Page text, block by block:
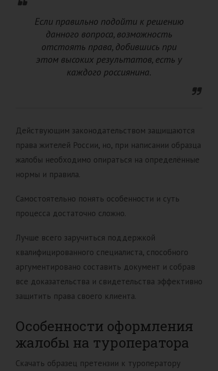
Если правильно подойти к решению
данного вопроса, возможность
отстоять права, добившись при
этом высоких результатов, есть у
каждого россиянина.
Действующим законодательством защищаются
права жителей России, но, при написании образца
жалобы необходимо опираться на определённые
нормы и правила.
Самостоятельно понять особенности и суть
процесса достаточно сложно.
Лучше всего заручиться поддержкой
квалифицированного специалиста, способного
аргументировано составить документ и собрав
все доказательства и свидетельства эффективно
защитить права своего клиента.
Особенности оформления
жалобы на туроператора
Скачать образец претензии к туроператору